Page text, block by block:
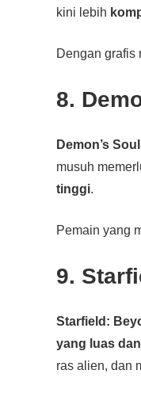
kini lebih
Dengan grafis
8.
Demon’s
musuh
tinggi.
Pemain yang
9.
Starfield:
yang luas
ras alien, dan